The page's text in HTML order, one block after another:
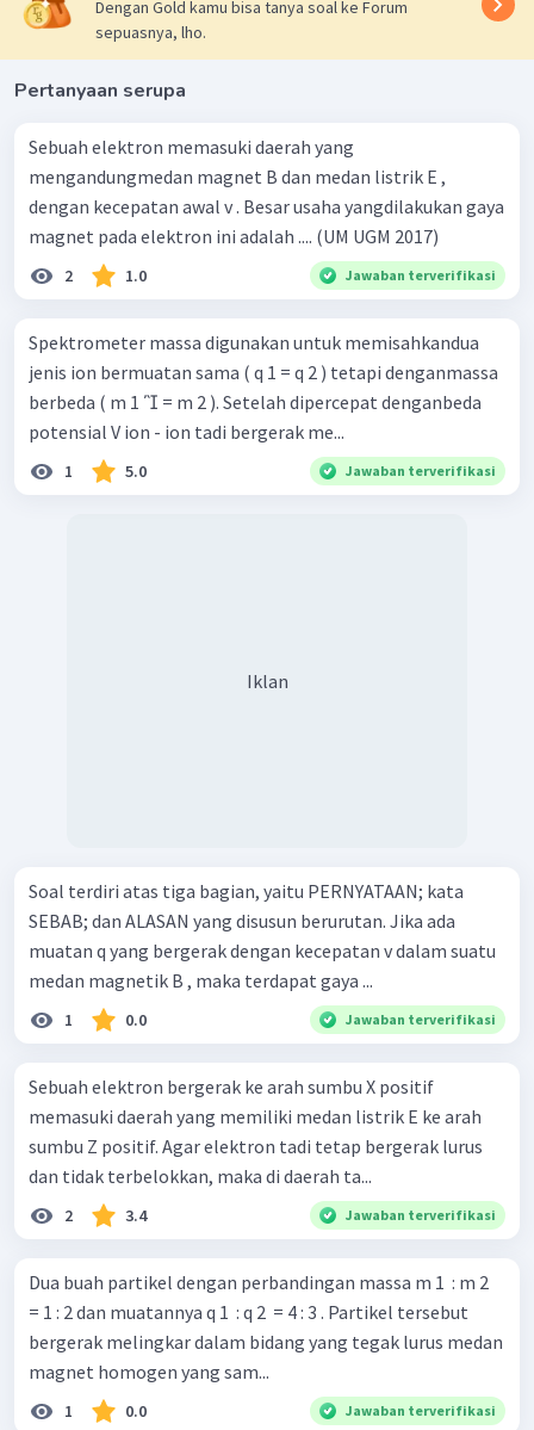
Dengan Gold kamu bisa tanya soal ke Forum
sepuasnya, lho.
Pertanyaan serupa
Sebuah elektron memasuki daerah yang
mengandungmedan magnet B dan medan listrik E ,
dengan kecepatan awal v . Besar usaha yangdilakukan gaya
magnet pada elektron ini adalah .... (UM UGM 2017)
2 1.0 Jawaban terverifikasi
Spektrometer massa digunakan untuk memisahkandua
jenis ion bermuatan sama ( q 1 = q 2 ) tetapi denganmassa
berbeda ( m 1  = m 2 ). Setelah dipercepat denganbeda
potensial V ion - ion tadi bergerak me...
1 5.0 Jawaban terverifikasi
Iklan
Soal terdiri atas tiga bagian, yaitu PERNYATAAN; kata
SEBAB; dan ALASAN yang disusun berurutan. Jika ada
muatan q yang bergerak dengan kecepatan v dalam suatu
medan magnetik B , maka terdapat gaya ...
1 0.0 Jawaban terverifikasi
Sebuah elektron bergerak ke arah sumbu X positif
memasuki daerah yang memiliki medan listrik E ke arah
sumbu Z positif. Agar elektron tadi tetap bergerak lurus
dan tidak terbelokkan, maka di daerah ta...
2 3.4 Jawaban terverifikasi
Dua buah partikel dengan perbandingan massa m 1 ​ : m 2 ​
= 1 : 2 dan muatannya q 1 ​ : q 2 ​ = 4 : 3 . Partikel tersebut
bergerak melingkar dalam bidang yang tegak lurus medan
magnet homogen yang sam...
1 0.0 Jawaban terverifikasi